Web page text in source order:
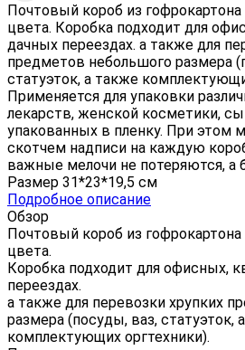
Почтовый короб из
цвета. Коробка подходит для
дачных переездах. а также для
предметов небольшого размера
статуэток, а также
Применяется для упаковки
лекарств, женской косметики,
упакованных в пленку. При этом
скотчем надписи на каждую
важные мелочи не потеряются, а
Размер 31*23*19,5 см
Подробное описание
Обзор
Почтовый короб из
цвета.
Коробка подходит для офисных,
переездах.
а также для перевозки хрупких
размера (посуды, ваз, статуэток,
комплектующих оргтехники).